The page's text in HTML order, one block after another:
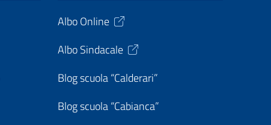
Albo Online
Albo Sindacale
Blog scuola “Calderari”
Blog scuola “Cabianca”